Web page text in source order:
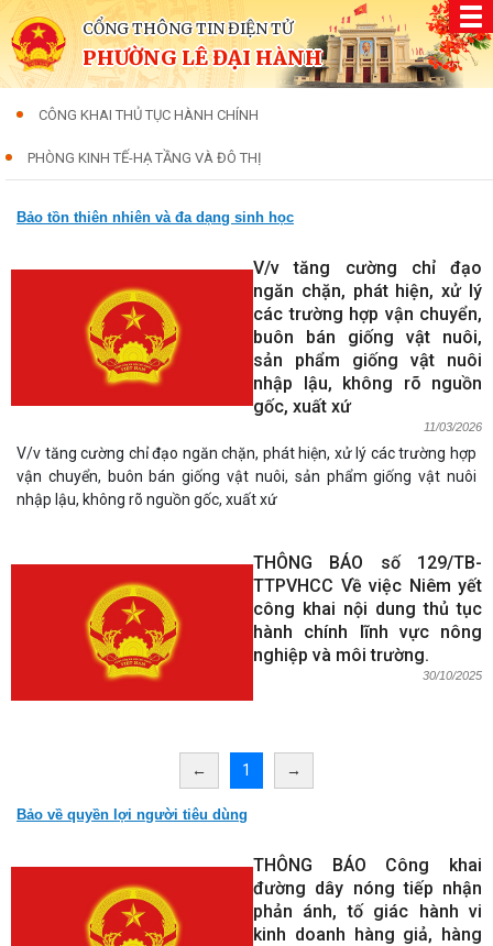
CỔNG THÔNG TIN ĐIỆN TỬ
PHƯỜNG LÊ ĐẠI HÀNH
CÔNG KHAI THỦ TỤC HÀNH CHÍNH
PHÒNG KINH TẾ-HẠ TẦNG VÀ ĐÔ THỊ
Bảo tồn thiên nhiên và đa dạng sinh học
V/v tăng cường chỉ đạo
ngăn chặn, phát hiện, xử lý
các trường hợp vận chuyển,
buôn bán giống vật nuôi,
sản phẩm giống vật nuôi
nhập lậu, không rõ nguồn
gốc, xuất xứ
11/03/2026
V/v tăng cường chỉ đạo ngăn chặn, phát hiện, xử lý các trường hợp
vận chuyển, buôn bán giống vật nuôi, sản phẩm giống vật nuôi
nhập lậu, không rõ nguồn gốc, xuất xứ
THÔNG BÁO số 129/TB-
TTPVHCC Về việc Niêm yết
công khai nội dung thủ tục
hành chính lĩnh vực nông
nghiệp và môi trường.
30/10/2025
← 1 →
Bảo về quyền lợi người tiêu dùng
THÔNG BÁO Công khai
đường dây nóng tiếp nhận
phản ánh, tố giác hành vi
kinh doanh hàng giả, hàng